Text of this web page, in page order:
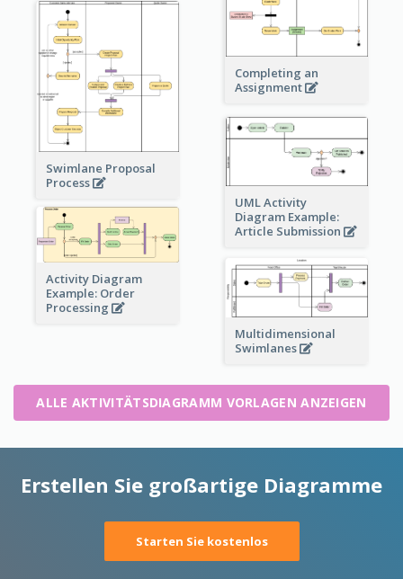
Completing an
Assignment
Swimlane Proposal
Process
UML Activity
Diagram Example:
Article Submission
Activity Diagram
Example: Order
Processing
Multidimensional
Swimlanes
ALLE AKTIVITÄTSDIAGRAMM VORLAGEN ANZEIGEN
Erstellen Sie großartige Diagramme
Starten Sie kostenlos